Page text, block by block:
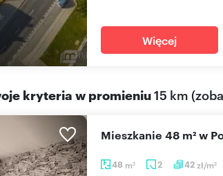
Więcej
kryteria w promieniu15 km (
48 m2 2 42zł/m2
Mieszkanie 48 m² w